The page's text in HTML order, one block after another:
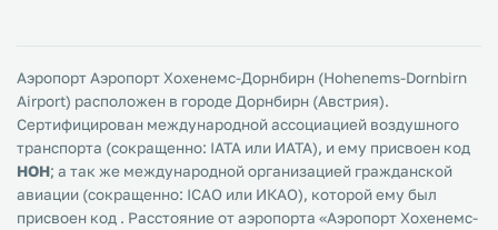
Аэропорт Аэропорт Хохенемс-Дорнбирн (Hohenems-Dornbirn
Airport) расположен в городе Дорнбирн (Австрия).
Сертифицирован международной ассоциацией воздушного
транспорта (сокращенно: IATA или ИАТА), и ему присвоен код
HOH; а так же международной организацией гражданской
авиации (сокращенно: ICAO или ИКАО), которой ему был
присвоен код . Расстояние от аэропорта «Аэропорт Хохенемс-